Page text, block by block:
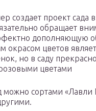
создает проект сада
обращает
дополняющую
окрасом цветов
но в саду
цветами
можно сортами «Лавли